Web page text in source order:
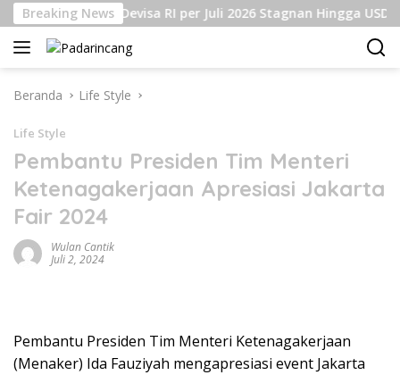
Langsung
ke
konten
Breaking News
Cadangan Devisa RI per Juli 2026 Stagnan Hingga USD145
Beranda Life Style
Life Style
Pembantu Presiden Tim Menteri
Ketenagakerjaan Apresiasi Jakarta
Fair 2024
Wulan Cantik
Juli 2, 2024
Pembantu Presiden Tim Menteri Ketenagakerjaan
(Menaker) Ida Fauziyah mengapresiasi event Jakarta